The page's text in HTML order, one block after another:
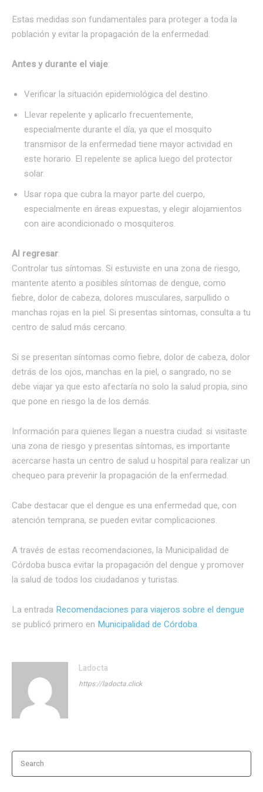
Estas medidas son fundamentales para proteger a toda la
población y evitar la propagación de la enfermedad.
Antes y durante el viaje:
Verificar la situación epidemiológica del destino.
Llevar repelente y aplicarlo frecuentemente,
especialmente durante el día, ya que el mosquito
transmisor de la enfermedad tiene mayor actividad en
este horario. El repelente se aplica luego del protector
solar.
Usar ropa que cubra la mayor parte del cuerpo,
especialmente en áreas expuestas, y elegir alojamientos
con aire acondicionado o mosquiteros.
Al regresar:
Controlar tus síntomas. Si estuviste en una zona de riesgo,
mantente atento a posibles síntomas de dengue, como
fiebre, dolor de cabeza, dolores musculares, sarpullido o
manchas rojas en la piel. Si presentas síntomas, consulta a tu
centro de salud más cercano.
Si se presentan síntomas como fiebre, dolor de cabeza, dolor
detrás de los ojos, manchas en la piel, o sangrado, no se
debe viajar ya que esto afectaría no solo la salud propia, sino
que pone en riesgo la de los demás.
Información para quienes llegan a nuestra ciudad: si visitaste
una zona de riesgo y presentas síntomas, es importante
acercarse hasta un centro de salud u hospital para realizar un
chequeo para prevenir la propagación de la enfermedad.
Cabe destacar que el dengue es una enfermedad que, con
atención temprana, se pueden evitar complicaciones.
A través de estas recomendaciones, la Municipalidad de
Córdoba busca evitar la propagación del dengue y promover
la salud de todos los ciudadanos y turistas.
La entrada Recomendaciones para viajeros sobre el dengue
se publicó primero en Municipalidad de Córdoba.
Ladocta
https://ladocta.click
Search